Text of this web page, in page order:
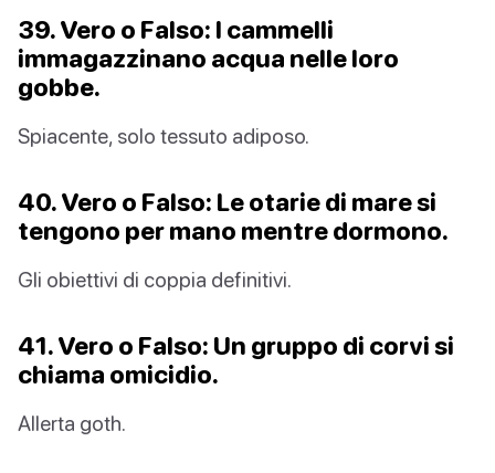
39. Vero o Falso: I cammelli
immagazzinano acqua nelle loro
gobbe.
Spiacente, solo tessuto adiposo.
40. Vero o Falso: Le otarie di mare si
tengono per mano mentre dormono.
Gli obiettivi di coppia definitivi.
41. Vero o Falso: Un gruppo di corvi si
chiama omicidio.
Allerta goth.